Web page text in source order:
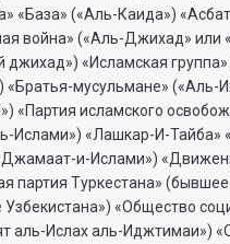
«База» («Аль-Каида»)
война» («Аль-Джихад» или
джихад») «Исламская
«Братья-мусульмане» («Аль-
«Партия исламского
Ислами») «Лашкар-И-Тайба»
и-Ислами»)
партия Туркестана»
«Общество
аль-Ислах аль-Иджтимаи»)